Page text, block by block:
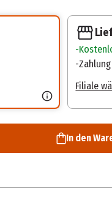
Filiale
In den